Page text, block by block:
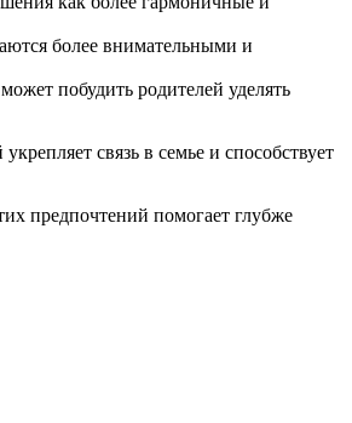
более внимательными и
побудить родителей уделять
связь в семье и способствует
предпочтений помогает глубже